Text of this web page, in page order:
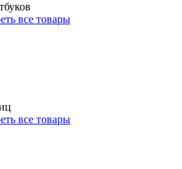
все товары
все товары